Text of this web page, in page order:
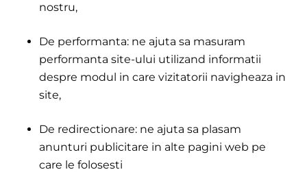
nostru,
De performanta: ne ajuta sa masuram
performanta site-ului utilizand informatii
despre modul in care vizitatorii navigheaza in
site,
De redirectionare: ne ajuta sa plasam
anunturi publicitare in alte pagini web pe
care le folosesti